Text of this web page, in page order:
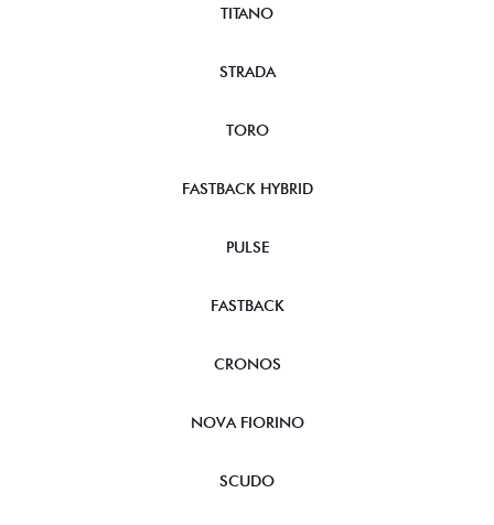
TITANO
STRADA
TORO
FASTBACK HYBRID
PULSE
FASTBACK
CRONOS
NOVA FIORINO
SCUDO